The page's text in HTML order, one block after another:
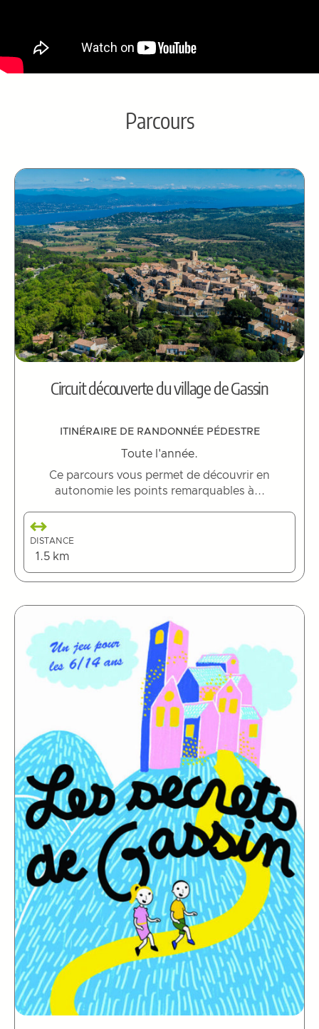
Parcours
Circuit découverte du village de Gassin
ITINÉRAIRE DE RANDONNÉE PÉDESTRE
Toute l'année.
Ce parcours vous permet de découvrir en
autonomie les points remarquables à...
DISTANCE
1.5 km